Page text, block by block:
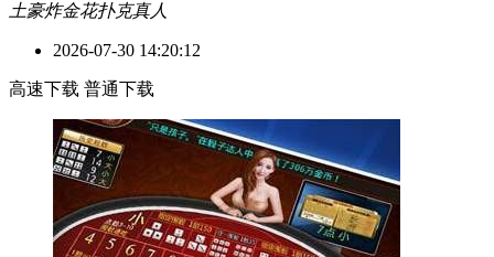
土豪炸金花扑克真人
2026-07-30 14:20:12
高速下载 普通下载